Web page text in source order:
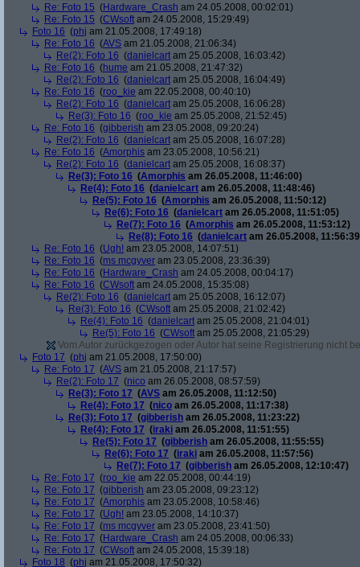
Re: Foto 15 (Hardware_Crash am 24.05.2008, 00:02:01)
Re: Foto 15 (CWsoft am 24.05.2008, 15:29:49)
Foto 16 (phj am 21.05.2008, 17:49:18)
Re: Foto 16 (AVS am 21.05.2008, 21:06:34)
Re(2): Foto 16 (danielcart am 25.05.2008, 16:03:42)
Re: Foto 16 (hume am 21.05.2008, 21:47:32)
Re(2): Foto 16 (danielcart am 25.05.2008, 16:04:49)
Re: Foto 16 (roo_kie am 22.05.2008, 00:40:10)
Re(2): Foto 16 (danielcart am 25.05.2008, 16:06:28)
Re(3): Foto 16 (roo_kie am 25.05.2008, 21:52:45)
Re: Foto 16 (gibberish am 23.05.2008, 09:20:24)
Re(2): Foto 16 (danielcart am 25.05.2008, 16:07:28)
Re: Foto 16 (Amorphis am 23.05.2008, 10:56:21)
Re(2): Foto 16 (danielcart am 25.05.2008, 16:08:37)
Re(3): Foto 16 (Amorphis am 26.05.2008, 11:46:00)
Re(4): Foto 16 (danielcart am 26.05.2008, 11:48:46)
Re(5): Foto 16 (Amorphis am 26.05.2008, 11:50:12)
Re(6): Foto 16 (danielcart am 26.05.2008, 11:51:05)
Re(7): Foto 16 (Amorphis am 26.05.2008, 11:53:12)
Re(8): Foto 16 (danielcart am 26.05.2008,
Re: Foto 16 (Ugh! am 23.05.2008, 14:07:51)
Re: Foto 16 (ms mcgyver am 23.05.2008, 23:36:39)
Re: Foto 16 (Hardware_Crash am 24.05.2008, 00:04:17)
Re: Foto 16 (CWsoft am 24.05.2008, 15:35:08)
Re(2): Foto 16 (danielcart am 25.05.2008, 16:12:07)
Re(3): Foto 16 (CWsoft am 25.05.2008, 21:02:42)
Re(4): Foto 16 (danielcart am 25.05.2008, 21:04:01)
Re(5): Foto 16 (CWsoft am 25.05.2008, 21:05:29)
Vom Autor zurückgezogen oder Autor hat seine Registrierung nicht
Foto 17 (phj am 21.05.2008, 17:50:00)
Re: Foto 17 (AVS am 21.05.2008, 21:17:57)
Re(2): Foto 17 (nico am 26.05.2008, 08:57:59)
Re(3): Foto 17 (AVS am 26.05.2008, 11:12:50)
Re(4): Foto 17 (nico am 26.05.2008, 11:17:38)
Re(3): Foto 17 (gibberish am 26.05.2008, 11:23:22)
Re(4): Foto 17 (iraki am 26.05.2008, 11:51:55)
Re(5): Foto 17 (gibberish am 26.05.2008, 11:55:55)
Re(6): Foto 17 (iraki am 26.05.2008, 11:57:56)
Re(7): Foto 17 (gibberish am 26.05.2008, 12:10:47)
Re: Foto 17 (roo_kie am 22.05.2008, 00:44:19)
Re: Foto 17 (gibberish am 23.05.2008, 09:23:12)
Re: Foto 17 (Amorphis am 23.05.2008, 10:58:46)
Re: Foto 17 (Ugh! am 23.05.2008, 14:10:37)
Re: Foto 17 (ms mcgyver am 23.05.2008, 23:41:50)
Re: Foto 17 (Hardware_Crash am 24.05.2008, 00:06:33)
Re: Foto 17 (CWsoft am 24.05.2008, 15:39:18)
Foto 18 (phj am 21.05.2008, 17:50:32)